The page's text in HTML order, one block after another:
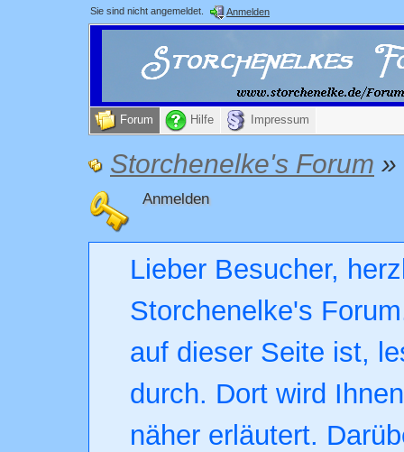
Sie sind nicht angemeldet. Anmelden
Forum Hilfe Impressum
Storchenelke's Forum »
Anmelden
Lieber Besucher,
Storchenelke's
auf dieser Seite ist,
durch. Dort wird
näher erläutert.